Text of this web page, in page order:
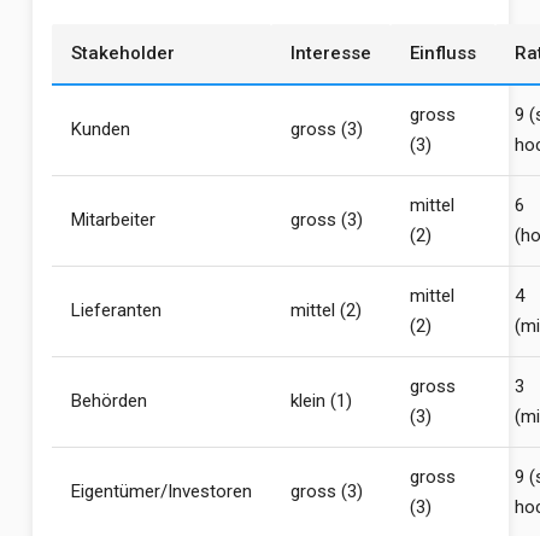
Stakeholder Interesse Einfluss
Kunden gross (3)
gross
(3)
9
Mitarbeiter gross (3)
mittel
(2)
6
Lieferanten mittel (2)
mittel
(2)
4
Behörden klein (1)
gross
(3)
3
Eigentümer/Investoren gross (3)
gross
(3)
9